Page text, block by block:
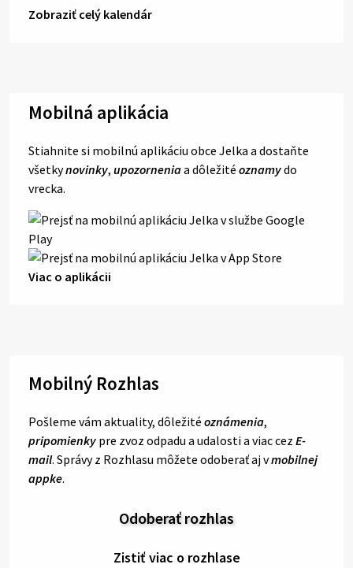
Zobraziť celý kalendár
Mobilná aplikácia
Stiahnite si mobilnú aplikáciu obce Jelka a dostaňte
všetkynovinky, upozorneniaa dôležité oznamydo
vrecka.
Viac o aplikácii
Mobilný Rozhlas
Pošleme vám aktuality, dôležité oznámenia,
pripomienky pre zvoz odpadu a udalosti a viac cez E-
mail. Správy z Rozhlasu môžete odoberať aj vmobilnej
appke.
Odoberať rozhlas
Zistiť viac o rozhlase